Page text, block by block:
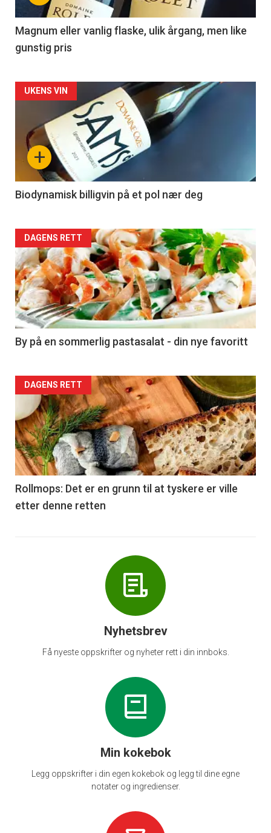
3
Magnum eller vanlig flaske, ulik årgang, men like
gunstig pris
Forsiden
akkurat
nå
4
+
UKENS VIN
Biodynamisk billigvin på et pol nær deg
Forsiden
akkurat
nå
-
5
DAGENS RETT
By på en sommerlig pastasalat - din nye favoritt
Forsiden
akkurat
nå
-
6
DAGENS RETT
Rollmops: Det er en grunn til at tyskere er ville
etter denne retten
Nyhetsbrev
Få nyeste oppskrifter og nyheter rett i din innboks.
Min kokebok
Legg oppskrifter i din egen kokebok og legg til dine egne
notater og ingredienser.